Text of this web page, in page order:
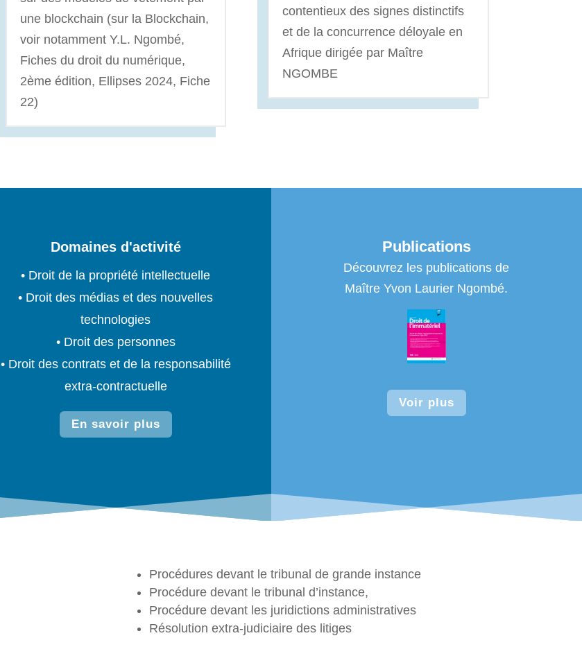
une blockchain (sur la Blockchain,
voir notamment Y.L. Ngombé,
Fiches du droit du numérique,
2ème édition, Ellipses 2024, Fiche
22)
contentieux des signes distinctifs
et de la concurrence déloyale en
Afrique dirigée par Maître
NGOMBE
Domaines d'activité
• Droit de la propriété intellectuelle
• Droit des médias et des nouvelles
technologies
• Droit des personnes
• Droit des contrats et de la responsabilité
extra-contractuelle
En savoir plus
Publications
Découvrez les publications de
Maître Yvon Laurier Ngombé.
Voir plus
Procédures devant le tribunal de grande instance
Procédure devant le tribunal d’instance,
Procédure devant les juridictions administratives
Résolution extra-judiciaire des litiges